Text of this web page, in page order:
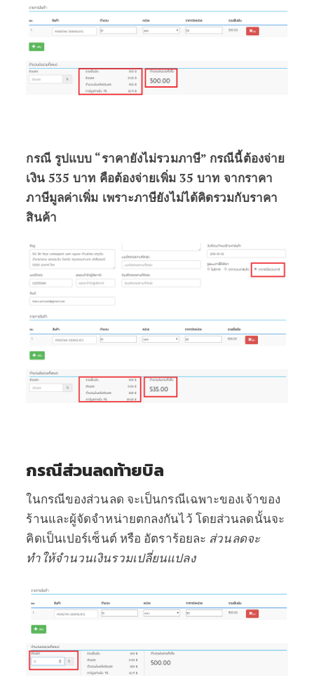
กรณี รูปแบบ “ราคายังไม่รวมภาษี” กรณีนี้ต้องจ่าย
เงิน 535 บาท คือต้องจ่ายเพิ่ม 35 บาท จากราคา
ภาษีมูลค่าเพิ่ม เพราะภาษียังไม่ได้คิดรวมกับราคา
สินค้า
กรณีส่วนลดท้ายบิล
ในกรณีของส่วนลด จะเป็นกรณีเฉพาะของเจ้าของ
ร้านและผู้จัดจำหน่ายตกลงกันไว้ โดยส่วนลดนั้นจะ
คิดเป็นเปอร์เซ็นต์ หรือ อัตราร้อยละ ส่วนลดจะ
ทำให้จำนวนเงินรวมเปลี่ยนแปลง